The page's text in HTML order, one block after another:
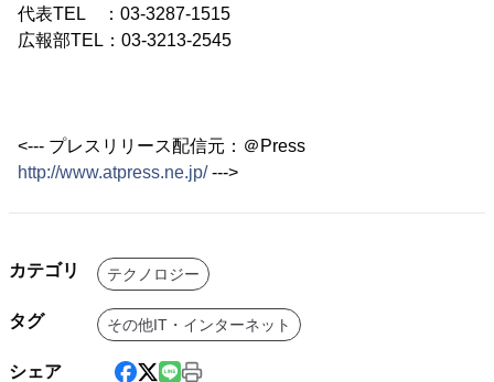
代表TEL ：03-3287-1515
広報部TEL：03-3213-2545
<--- プレスリリース配信元：＠Press
http://www.atpress.ne.jp/--->
カテゴリ テクノロジー
タグ その他IT・インターネット
シェア